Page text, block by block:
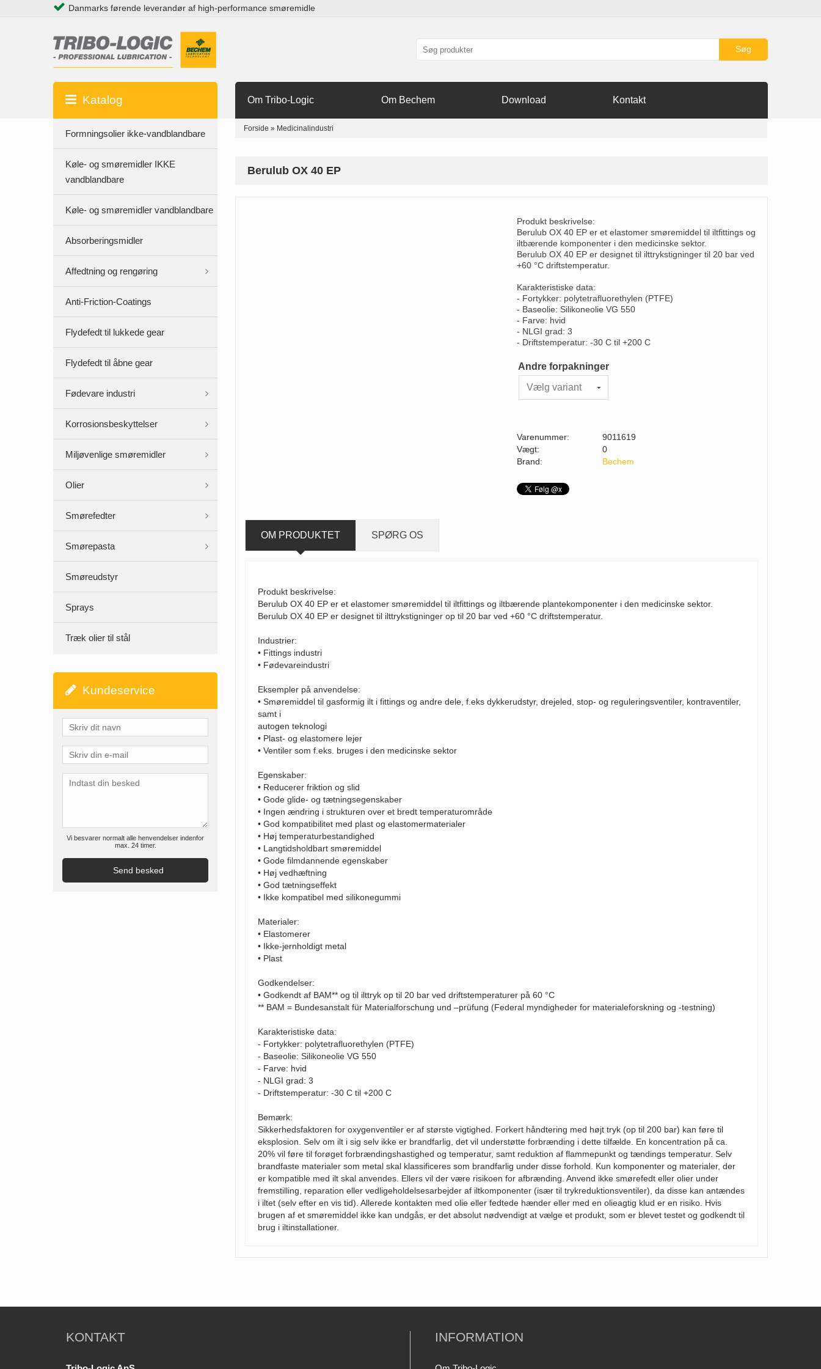
Danmarks førende leverandør af high-performance smøremidle
Søg
Katalog
Formningsolier ikke-vandblandbare
Køle- og smøremidler IKKE
vandblandbare
Køle- og smøremidler vandblandbare
Absorberingsmidler
Affedtning og rengøring
Anti-Friction-Coatings
Flydefedt til lukkede gear
Flydefedt til åbne gear
Fødevare industri
Korrosionsbeskyttelser
Miljøvenlige smøremidler
Olier
Smørefedter
Smørepasta
Smøreudstyr
Sprays
Træk olier til stål
Kundeservice
Vi besvarer normalt alle henvendelser indenfor
max. 24 timer.
Om Tribo-Logic Om Bechem Download Kontakt
Forside » Medicinalindustri
Berulub OX 40 EP
Produkt beskrivelse:
Berulub OX 40 EP er et elastomer smøremiddel til iltfittings og
iltbærende komponenter i den medicinske sektor.
Berulub OX 40 EP er designet til ilttrykstigninger til 20 bar ved
+60 °C driftstemperatur.
Karakteristiske data:
- Fortykker: polytetrafluorethylen (PTFE)
- Baseolie: Silikoneolie VG 550
- Farve: hvid
- NLGI grad: 3
- Driftstemperatur: -30 C til +200 C
Andre forpakninger
9011619
Varenummer:
0
Vægt:
Bechem
Brand:
OM PRODUKTET SPØRG OS
Produkt beskrivelse:
Berulub OX 40 EP er et elastomer smøremiddel til iltfittings og iltbærende plantekomponenter i den medicinske sektor.
Berulub OX 40 EP er designet til ilttrykstigninger op til 20 bar ved +60 °C driftstemperatur.
Industrier:
• Fittings industri
• Fødevareindustri
Eksempler på anvendelse:
• Smøremiddel til gasformig ilt i fittings og andre dele, f.eks dykkerudstyr, drejeled, stop- og reguleringsventiler, kontraventiler,
samt i
autogen teknologi
• Plast- og elastomere lejer
• Ventiler som f.eks. bruges i den medicinske sektor
Egenskaber:
• Reducerer friktion og slid
• Gode glide- og tætningsegenskaber
• Ingen ændring i strukturen over et bredt temperaturområde
• God kompatibilitet med plast og elastomermaterialer
• Høj temperaturbestandighed
• Langtidsholdbart smøremiddel
• Gode filmdannende egenskaber
• Høj vedhæftning
• God tætningseffekt
• Ikke kompatibel med silikonegummi
Materialer:
• Elastomerer
• Ikke-jernholdigt metal
• Plast
Godkendelser:
• Godkendt af BAM** og til ilttryk op til 20 bar ved driftstemperaturer på 60 °C
** BAM = Bundesanstalt für Materialforschung und –prüfung (Federal myndigheder for materialeforskning og -testning)
Karakteristiske data:
- Fortykker: polytetrafluorethylen (PTFE)
- Baseolie: Silikoneolie VG 550
- Farve: hvid
- NLGI grad: 3
- Driftstemperatur: -30 C til +200 C
Bemærk:
Sikkerhedsfaktoren for oxygenventiler er af største vigtighed. Forkert håndtering med højt tryk (op til 200 bar) kan føre til
eksplosion. Selv om ilt i sig selv ikke er brandfarlig, det vil understøtte forbrænding i dette tilfælde. En koncentration på ca.
20% vil føre til forøget forbrændingshastighed og temperatur, samt reduktion af flammepunkt og tændings temperatur. Selv
brandfaste materialer som metal skal klassificeres som brandfarlig under disse forhold. Kun komponenter og materialer, der
er kompatible med ilt skal anvendes. Ellers vil der være risikoen for afbrænding. Anvend ikke smørefedt eller olier under
fremstilling, reparation eller vedligeholdelsesarbejder af iltkomponenter (især til trykreduktionsventiler), da disse kan antændes
i iltet (selv efter en vis tid). Allerede kontakten med olie eller fedtede hænder eller med en olieagtig klud er en risiko. Hvis
brugen af ​​et smøremiddel ikke kan undgås, er det absolut nødvendigt at vælge et produkt, som er blevet testet og godkendt til
brug i iltinstallationer.
KONTAKT INFORMATION